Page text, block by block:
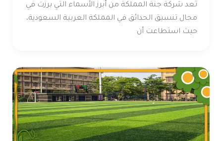
تُعد شركة جنة المملكة من أبرز الأسماء التي برزت في
مجال تنسيق الحدائق في المملكة العربية السعودية،
حيث استطاعت أن